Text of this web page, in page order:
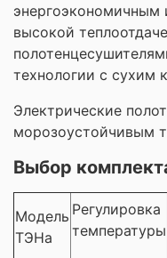
высокой
технологии с сухим
Электрические
морозоустойчивым
Выбор
Модель
ТЭНа
Регулировка
температуры